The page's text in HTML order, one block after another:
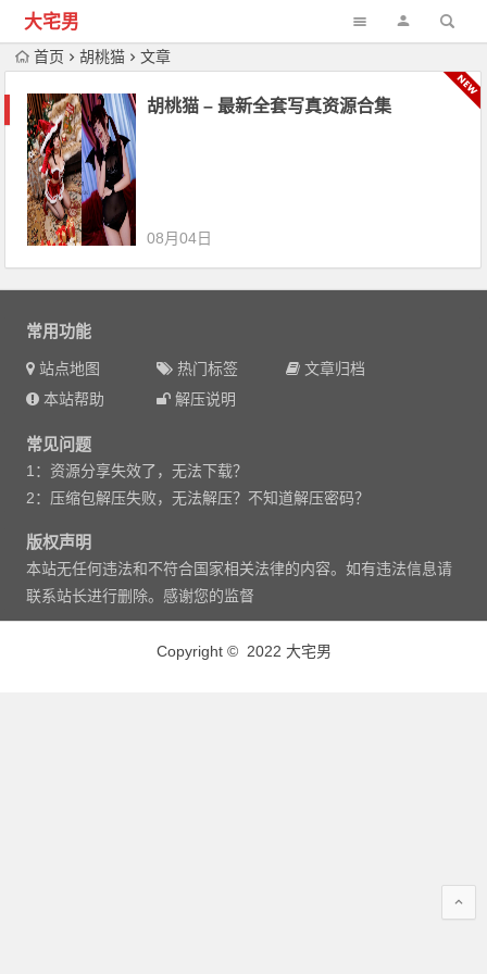
大宅男
首页 胡桃猫 文章
胡桃猫 – 最新全套写真资源合集
08月04日
常用功能
站点地图 热门标签
文章归档
本站帮助
解压说明
常见问题
1：资源分享失效了，无法下载？
2：压缩包解压失败，无法解压？不知道解压密码？
版权声明
本站无任何违法和不符合国家相关法律的内容。如有违法信息请
联系站长进行删除。感谢您的监督
Copyright © 2022 大宅男